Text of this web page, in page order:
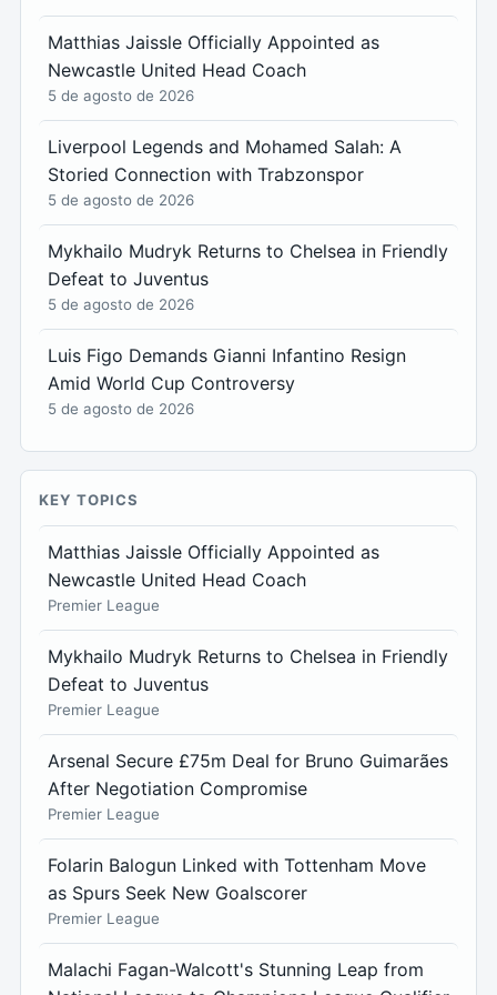
Matthias Jaissle Officially Appointed as
Newcastle United Head Coach
5 de agosto de 2026
Liverpool Legends and Mohamed Salah: A
Storied Connection with Trabzonspor
5 de agosto de 2026
Mykhailo Mudryk Returns to Chelsea in Friendly
Defeat to Juventus
5 de agosto de 2026
Luis Figo Demands Gianni Infantino Resign
Amid World Cup Controversy
5 de agosto de 2026
KEY TOPICS
Matthias Jaissle Officially Appointed as
Newcastle United Head Coach
Premier League
Mykhailo Mudryk Returns to Chelsea in Friendly
Defeat to Juventus
Premier League
Arsenal Secure £75m Deal for Bruno Guimarães
After Negotiation Compromise
Premier League
Folarin Balogun Linked with Tottenham Move
as Spurs Seek New Goalscorer
Premier League
Malachi Fagan-Walcott's Stunning Leap from